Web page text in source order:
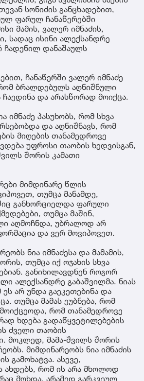
გიგა ავალიანის საქმის
სონიძის განცხადებით,
ფარულ ჩანაწერებში
მამის, ვალერ იმნაძის,
სადაც ისინი ალექსანდრე
ჩადენილ დანაშაულს
ჩანაწერში ვალერ იმნაძე
ბრალდებულს აღნიშნული
და არასწორად მოიქცა.
იმნაძე პასუხობს, რომ სხვა
და აღნიშნავს, რომ
მიღების თანამედროვე
უფროსი თაობის ხედვისგან,
შორის კამათი
მიმდინარე წლის
თუმცა მანამდე,
განხორციელდა ფარული
თუმცა მაშინ,
აღმოჩნდა, უბრალოდ არ
და ვერ მოვიპოვეთ.
ნია იმნაძესა და მამამის,